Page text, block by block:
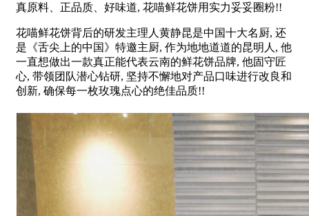
真原料、正品质、好味道, 花喵鲜花饼用实力妥妥圈粉!!
花喵鲜花饼背后的研发主理人黄静昆是中国十大名厨, 还
是《舌尖上的中国》特邀主厨, 作为地地道道的昆明人, 他
一直想做出一款真正能代表云南的鲜花饼品牌, 他固守匠
心, 带领团队潜心钻研, 坚持不懈地对产品口味进行改良和
创新, 确保每一枚玫瑰点心的绝佳品质!!